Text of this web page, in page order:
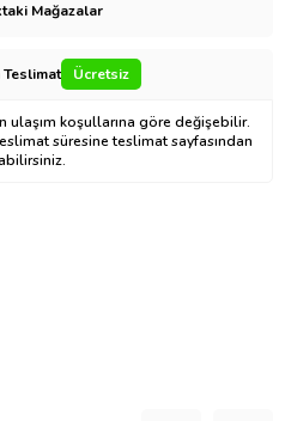
Mağazalar
Teslimat Ücretsiz
ulaşım koşullarına göre değişebilir.
süresine teslimat sayfasından